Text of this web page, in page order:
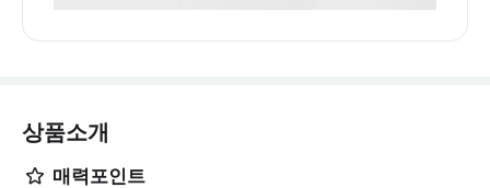
상품소개
매력포인트